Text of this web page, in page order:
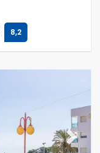
8,2
Next